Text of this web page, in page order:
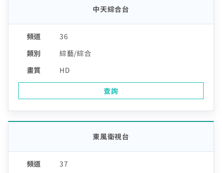
36
中天綜合台
綜藝/綜合
HD
查詢
37
東風衛視台